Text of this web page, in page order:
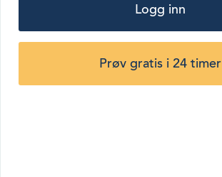
Logg inn
Prøv gratis i 24 timer